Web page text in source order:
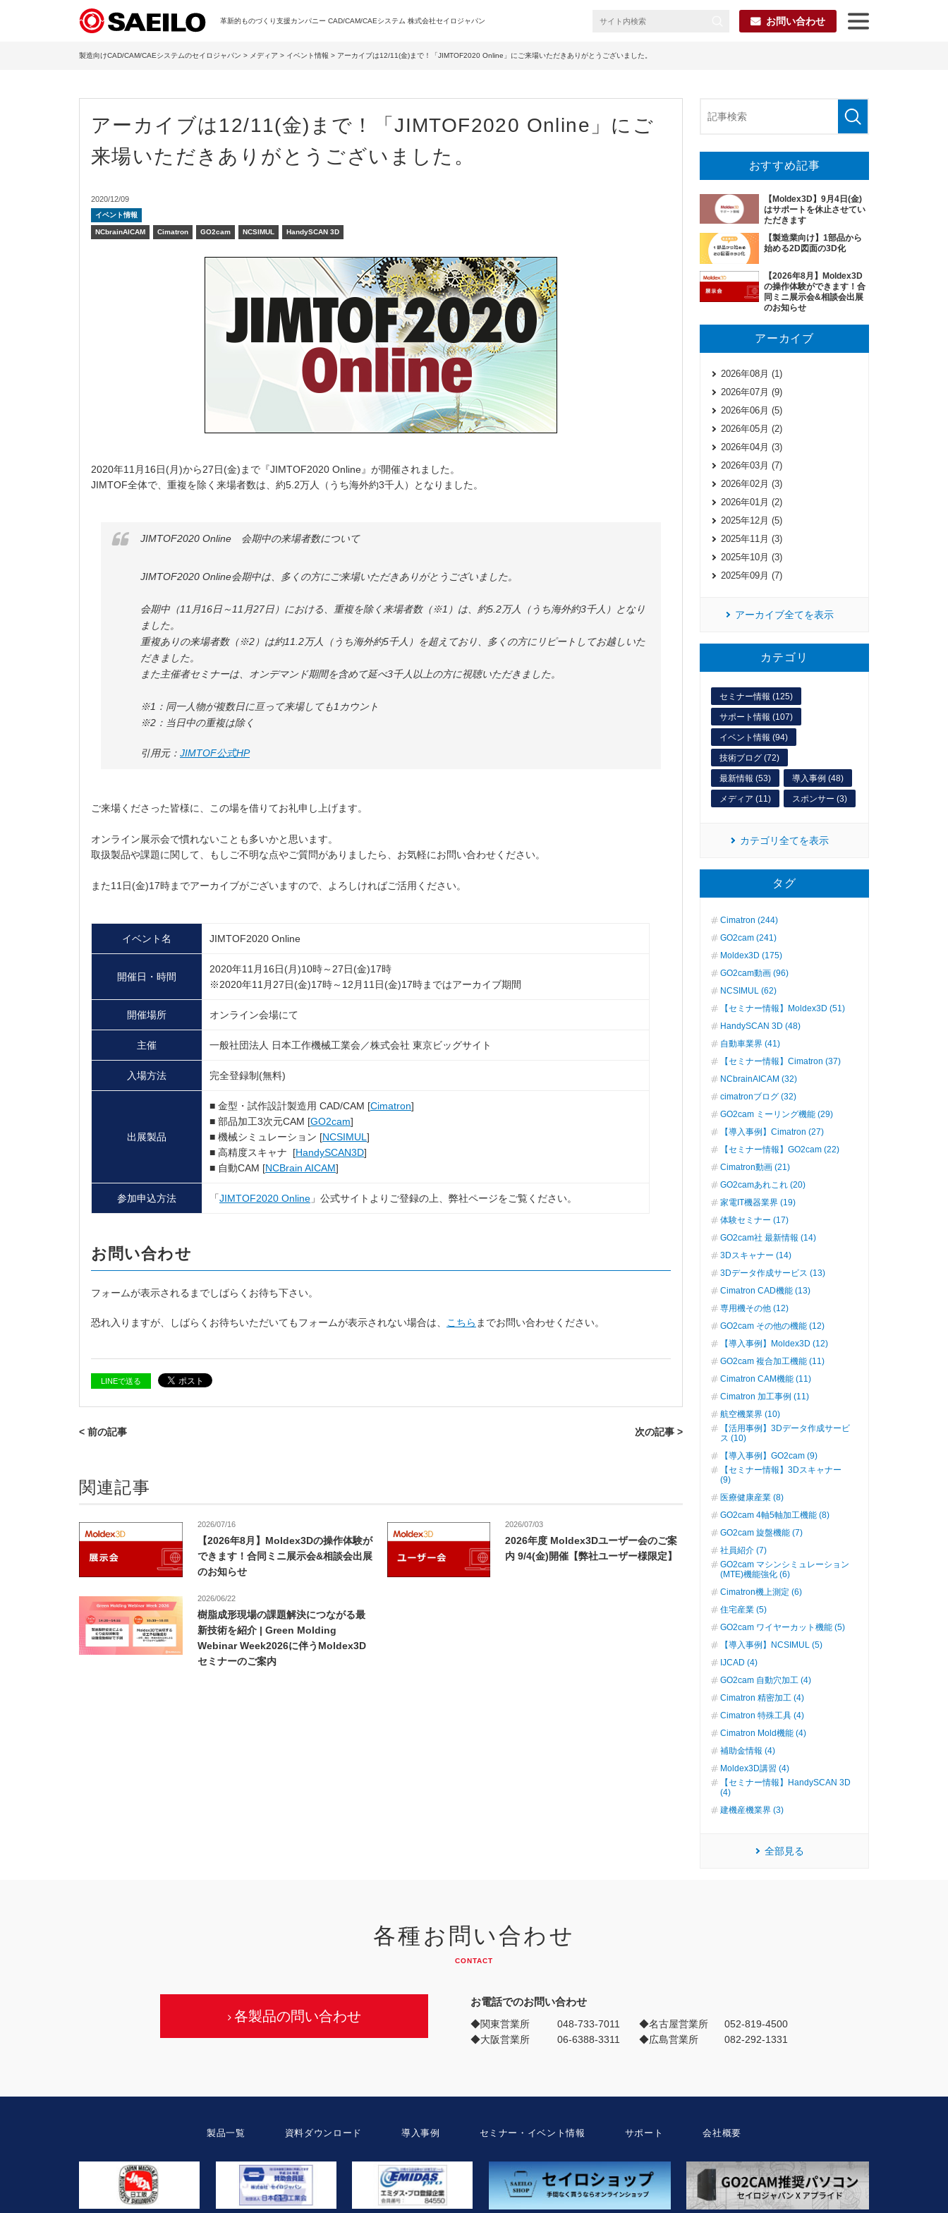
革新的ものづくり支援カンパニー CAD/CAM/CAEシステム 株式会社セイロジャパン お問い合わせ
製造向けCAD/CAM/CAEシステムのセイロジャパン > メディア > イベント情報 > アーカイブは12/11(金)まで！「JIMTOF2020 Online」にご来場いただきありがとうございました。
アーカイブは12/11(金)まで！「JIMTOF2020 Online」にご
来場いただきありがとうございました。
2020/12/09
イベント情報
NCbrainAICAM Cimatron GO2cam NCSIMUL HandySCAN 3D
2020年11月16日(月)から27日(金)まで『JIMTOF2020 Online』が開催されました。
JIMTOF全体で、重複を除く来場者数は、約5.2万人（うち海外約3千人）となりました。
JIMTOF2020 Online 会期中の来場者数について
JIMTOF2020 Online会期中は、多くの方にご来場いただきありがとうございました。
会期中（11月16日～11月27日）における、重複を除く来場者数（※1）は、約5.2万人（うち海外約3千人）となり
ました。
重複ありの来場者数（※2）は約11.2万人（うち海外約5千人）を超えており、多くの方にリピートしてお越しいた
だきました。
また主催者セミナーは、オンデマンド期間を含めて延べ3千人以上の方に視聴いただきました。
※1：同一人物が複数日に亘って来場しても1カウント
※2：当日中の重複は除く
引用元： JIMTOF公式HP
ご来場くださった皆様に、この場を借りてお礼申し上げます。
オンライン展示会で慣れないことも多いかと思います。
取扱製品や課題に関して、もしご不明な点やご質問がありましたら、お気軽にお問い合わせください。
また11日(金)17時までアーカイブがございますので、よろしければご活用ください。
イベント名 JIMTOF2020 Online
開催日・時間
2020年11月16日(月)10時～27日(金)17時
※2020年11月27日(金)17時～12月11日(金)17時まではアーカイブ期間
開催場所 オンライン会場にて
主催 一般社団法人 日本工作機械工業会／株式会社 東京ビッグサイト
入場方法 完全登録制(無料)
出展製品
■ 金型・試作設計製造用 CAD/CAM [Cimatron]
■ 部品加工3次元CAM [GO2cam]
■ 機械シミュレーション [NCSIMUL ]
■ 高精度スキャナ [HandySCAN3D]
■ 自動CAM [NCBrain AICAM]
参加申込方法 「JIMTOF2020 Online 」公式サイトよりご登録の上、弊社ページをご覧ください。
お問い合わせ
フォームが表示されるまでしばらくお待ち下さい。
恐れ入りますが、しばらくお待ちいただいてもフォームが表示されない場合は、 こちら までお問い合わせください。
LINEで送る
< 前の記事 次の記事 >
関連記事
2026/07/16
【2026年8月】Moldex3Dの操作体験が
できます！合同ミニ展示会&相談会出展
のお知らせ
2026/07/03
2026年度 Moldex3Dユーザー会のご案
内 9/4(金)開催【弊社ユーザー様限定】
2026/06/22
樹脂成形現場の課題解決につながる最
新技術を紹介 | Green Molding
Webinar Week2026に伴うMoldex3D
セミナーのご案内
おすすめ記事
【Moldex3D】9月4日(金)
はサポートを休止させてい
ただきます
【製造業向け】1部品から
始める2D図面の3D化
【2026年8月】Moldex3D
の操作体験ができます！合
同ミニ展示会&相談会出展
のお知らせ
アーカイブ
2026年08月 (1)
2026年07月 (9)
2026年06月 (5)
2026年05月 (2)
2026年04月 (3)
2026年03月 (7)
2026年02月 (3)
2026年01月 (2)
2025年12月 (5)
2025年11月 (3)
2025年10月 (3)
2025年09月 (7)
アーカイブ全てを表示
カテゴリ
セミナー情報 (125)
サポート情報 (107)
イベント情報 (94)
技術ブログ (72)
最新情報 (53) 導入事例 (48)
メディア (11) スポンサー (3)
カテゴリ全てを表示
タグ
Cimatron (244)
GO2cam (241)
Moldex3D (175)
GO2cam動画 (96)
NCSIMUL (62)
【セミナー情報】Moldex3D (51)
HandySCAN 3D (48)
自動車業界 (41)
【セミナー情報】Cimatron (37)
NCbrainAICAM (32)
cimatronブログ (32)
GO2cam ミーリング機能 (29)
【導入事例】Cimatron (27)
【セミナー情報】GO2cam (22)
Cimatron動画 (21)
GO2camあれこれ (20)
家電IT機器業界 (19)
体験セミナー (17)
GO2cam社 最新情報 (14)
3Dスキャナー (14)
3Dデータ作成サービス (13)
Cimatron CAD機能 (13)
専用機その他 (12)
GO2cam その他の機能 (12)
【導入事例】Moldex3D (12)
GO2cam 複合加工機能 (11)
Cimatron CAM機能 (11)
Cimatron 加工事例 (11)
航空機業界 (10)
【活用事例】3Dデータ作成サービ
ス (10)
【導入事例】GO2cam (9)
【セミナー情報】3Dスキャナー
(9)
医療健康産業 (8)
GO2cam 4軸5軸加工機能 (8)
GO2cam 旋盤機能 (7)
社員紹介 (7)
GO2cam マシンシミュレーション
(MTE)機能強化 (6)
Cimatron機上測定 (6)
住宅産業 (5)
GO2cam ワイヤーカット機能 (5)
【導入事例】NCSIMUL (5)
IJCAD (4)
GO2cam 自動穴加工 (4)
Cimatron 精密加工 (4)
Cimatron 特殊工具 (4)
Cimatron Mold機能 (4)
補助金情報 (4)
Moldex3D講習 (4)
【セミナー情報】HandySCAN 3D
(4)
建機産機業界 (3)
全部見る
各種お問い合わせ
CONTACT
各製品の問い合わせ
お電話でのお問い合わせ
◆関東営業所 048-733-7011 ◆名古屋営業所
052-819-4500
◆大阪営業所
06-6388-3311 ◆広島営業所 082-292-1331
製品一覧 資料ダウンロード 導入事例 セミナー・イベント情報 サポート 会社概要